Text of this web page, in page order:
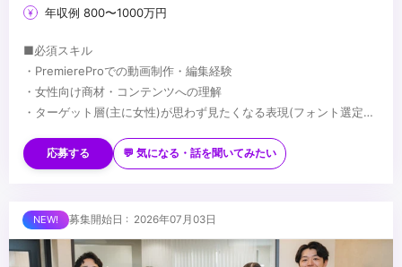
年収例 800〜1000万円
■必須スキル
・PremiereProでの動画制作・編集経験
・女性向け商材・コンテンツへの理解
・ターゲット層(主に女性)が思わず見たくなる表現(フォント選定・
※応募時は、ポートフォリオor制作物のURLのご提出をお願いしま
す
外とさせていただきます
・PhotoshopやIllustratorを用いたデザイン経験がある方
・AfterEffectsの使用経験がある方
■求める人物像
・自ら仕事を取りに行き、プロフェッショナルとして成長する意欲
応募する 💬 気になる・話を聞いてみたい
募集開始日 : 2026年07月03日